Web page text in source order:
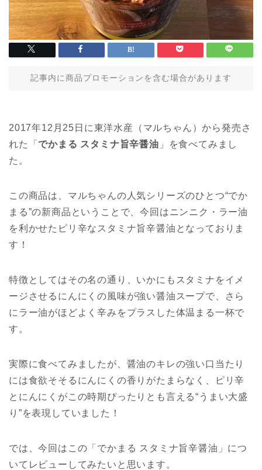
記事内に商品プロモーションを含む場合があります
2017年12月25日に東洋水産（マルちゃん）から発売さ
れた「でかまる スタミナ旨辛醤油 」を食べてみまし
た。
この商品は、マルちゃんの人気シリーズのひとつ“でか
まる”の新商品ということで、今回はニンニク・ラー油
を利かせたピリ辛なスタミナ旨辛醤油となっておりま
す！
特徴としてはその名の通り、いかにもスタミナをイメ
ージさせるにんにくの風味が強い醤油スープで、さら
にラー油がほどよく辛みをプラスした体温まる一杯で
す。
実際に食べてみましたが、醤油のキレの強い口当たり
には食欲そそるにんにくの香りがたまらなく、ピリ辛
とにんにくがこの時期ぴったりとも言える“うまい大盛
り”を表現していました！
では、今回はこの「でかまる スタミナ旨辛醤油」につ
いてレビューしてみたいと思います。